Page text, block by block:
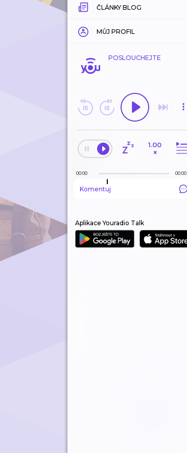
ČLÁNKY BLOG
MŮJ PROFIL
POSLOUCHEJTE
1.00
×
00:00 00:00
Komentuj
Aplikace Youradio Talk